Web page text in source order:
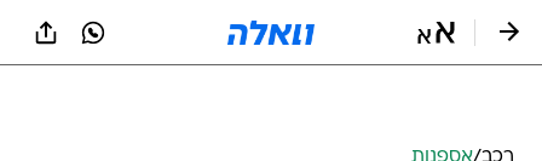
קלאסיקה מודרנית, תרתי